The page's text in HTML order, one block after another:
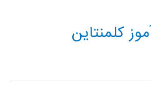
کلمنتاین